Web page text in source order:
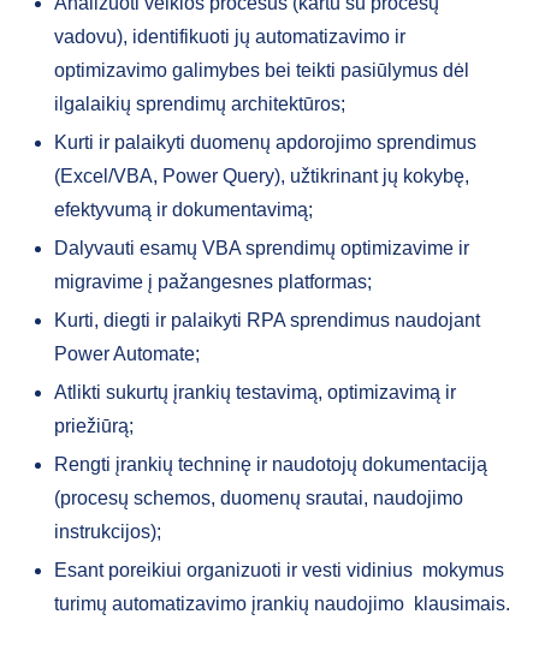
vadovu), identifikuoti jų automatizavimo ir
optimizavimo galimybes bei teikti pasiūlymus dėl
ilgalaikių sprendimų architektūros;
Kurti ir palaikyti duomenų apdorojimo sprendimus
(Excel/VBA, Power Query), užtikrinant jų kokybę,
efektyvumą ir dokumentavimą;
Dalyvauti esamų VBA sprendimų optimizavime ir
migravime į pažangesnes platformas;
Kurti, diegti ir palaikyti RPA sprendimus naudojant
Power Automate;
Atlikti sukurtų įrankių testavimą, optimizavimą ir
priežiūrą;
Rengti įrankių techninę ir naudotojų dokumentaciją
(procesų schemos, duomenų srautai, naudojimo
instrukcijos);
Esant poreikiui organizuoti ir vesti vidinius mokymus
turimų automatizavimo įrankių naudojimo klausimais.